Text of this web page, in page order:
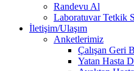
Randevu Al
Laboratuvar Tetkik
İletişim/Ulaşım
Anketlerimiz
Çalışan Geri
Yatan Hasta